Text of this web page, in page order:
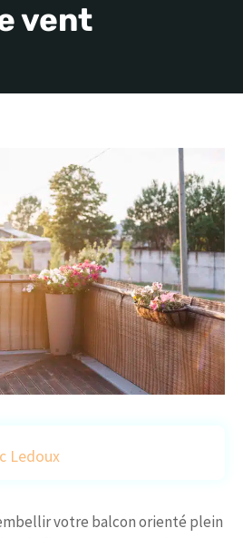
vent
Ledoux
votre balcon orienté plein